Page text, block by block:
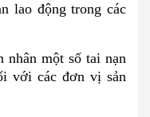
lao động trong các
một số tai nạn
với các đơn vị sản